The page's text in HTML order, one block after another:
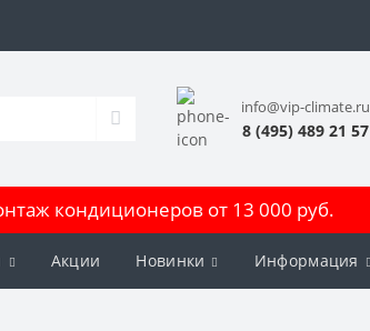
info@vip-climate.ru
8 (495) 489 21 57
кондиционеров от 13 000 руб.
Акции Новинки Информация